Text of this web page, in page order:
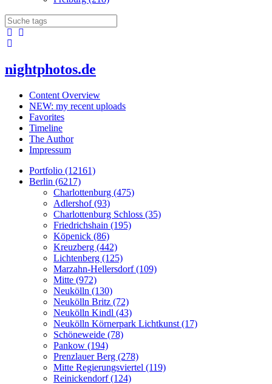
nightphotos.de
Content Overview
NEW: my recent uploads
Favorites
Timeline
The Author
Impressum
Portfolio (12161)
Berlin (6217)
Charlottenburg (475)
Adlershof (93)
Charlottenburg Schloss (35)
Friedrichshain (195)
Köpenick (86)
Kreuzberg (442)
Lichtenberg (125)
Marzahn-Hellersdorf (109)
Mitte (972)
Neukölln (130)
Neukölln Britz (72)
Neukölln Kindl (43)
Neukölln Körnerpark Lichtkunst (17)
Schöneweide (78)
Pankow (194)
Prenzlauer Berg (278)
Mitte Regierungsviertel (119)
Reinickendorf (124)